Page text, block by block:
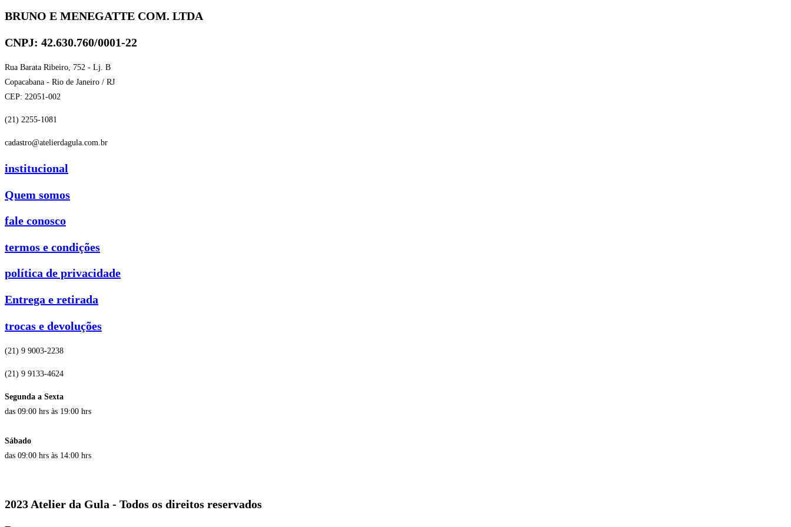
BRUNO E MENEGATTE COM. LTDA
CNPJ: 42.630.760/0001-22
Rua Barata Ribeiro, 752 - Lj. B
Copacabana - Rio de Janeiro / RJ
CEP: 22051-002
(21) 2255-1081
cadastro@atelierdagula.com.br
institucional
Quem somos
fale conosco
termos e condições
política de privacidade
Entrega e retirada
trocas e devoluções
(21) 9 9003-2238
(21) 9 9133-4624
Segunda a Sexta
das 09:00 hrs às 19:00 hrs
Sábado
das 09:00 hrs às 14:00 hrs
2023 Atelier da Gula - Todos os direitos reservados